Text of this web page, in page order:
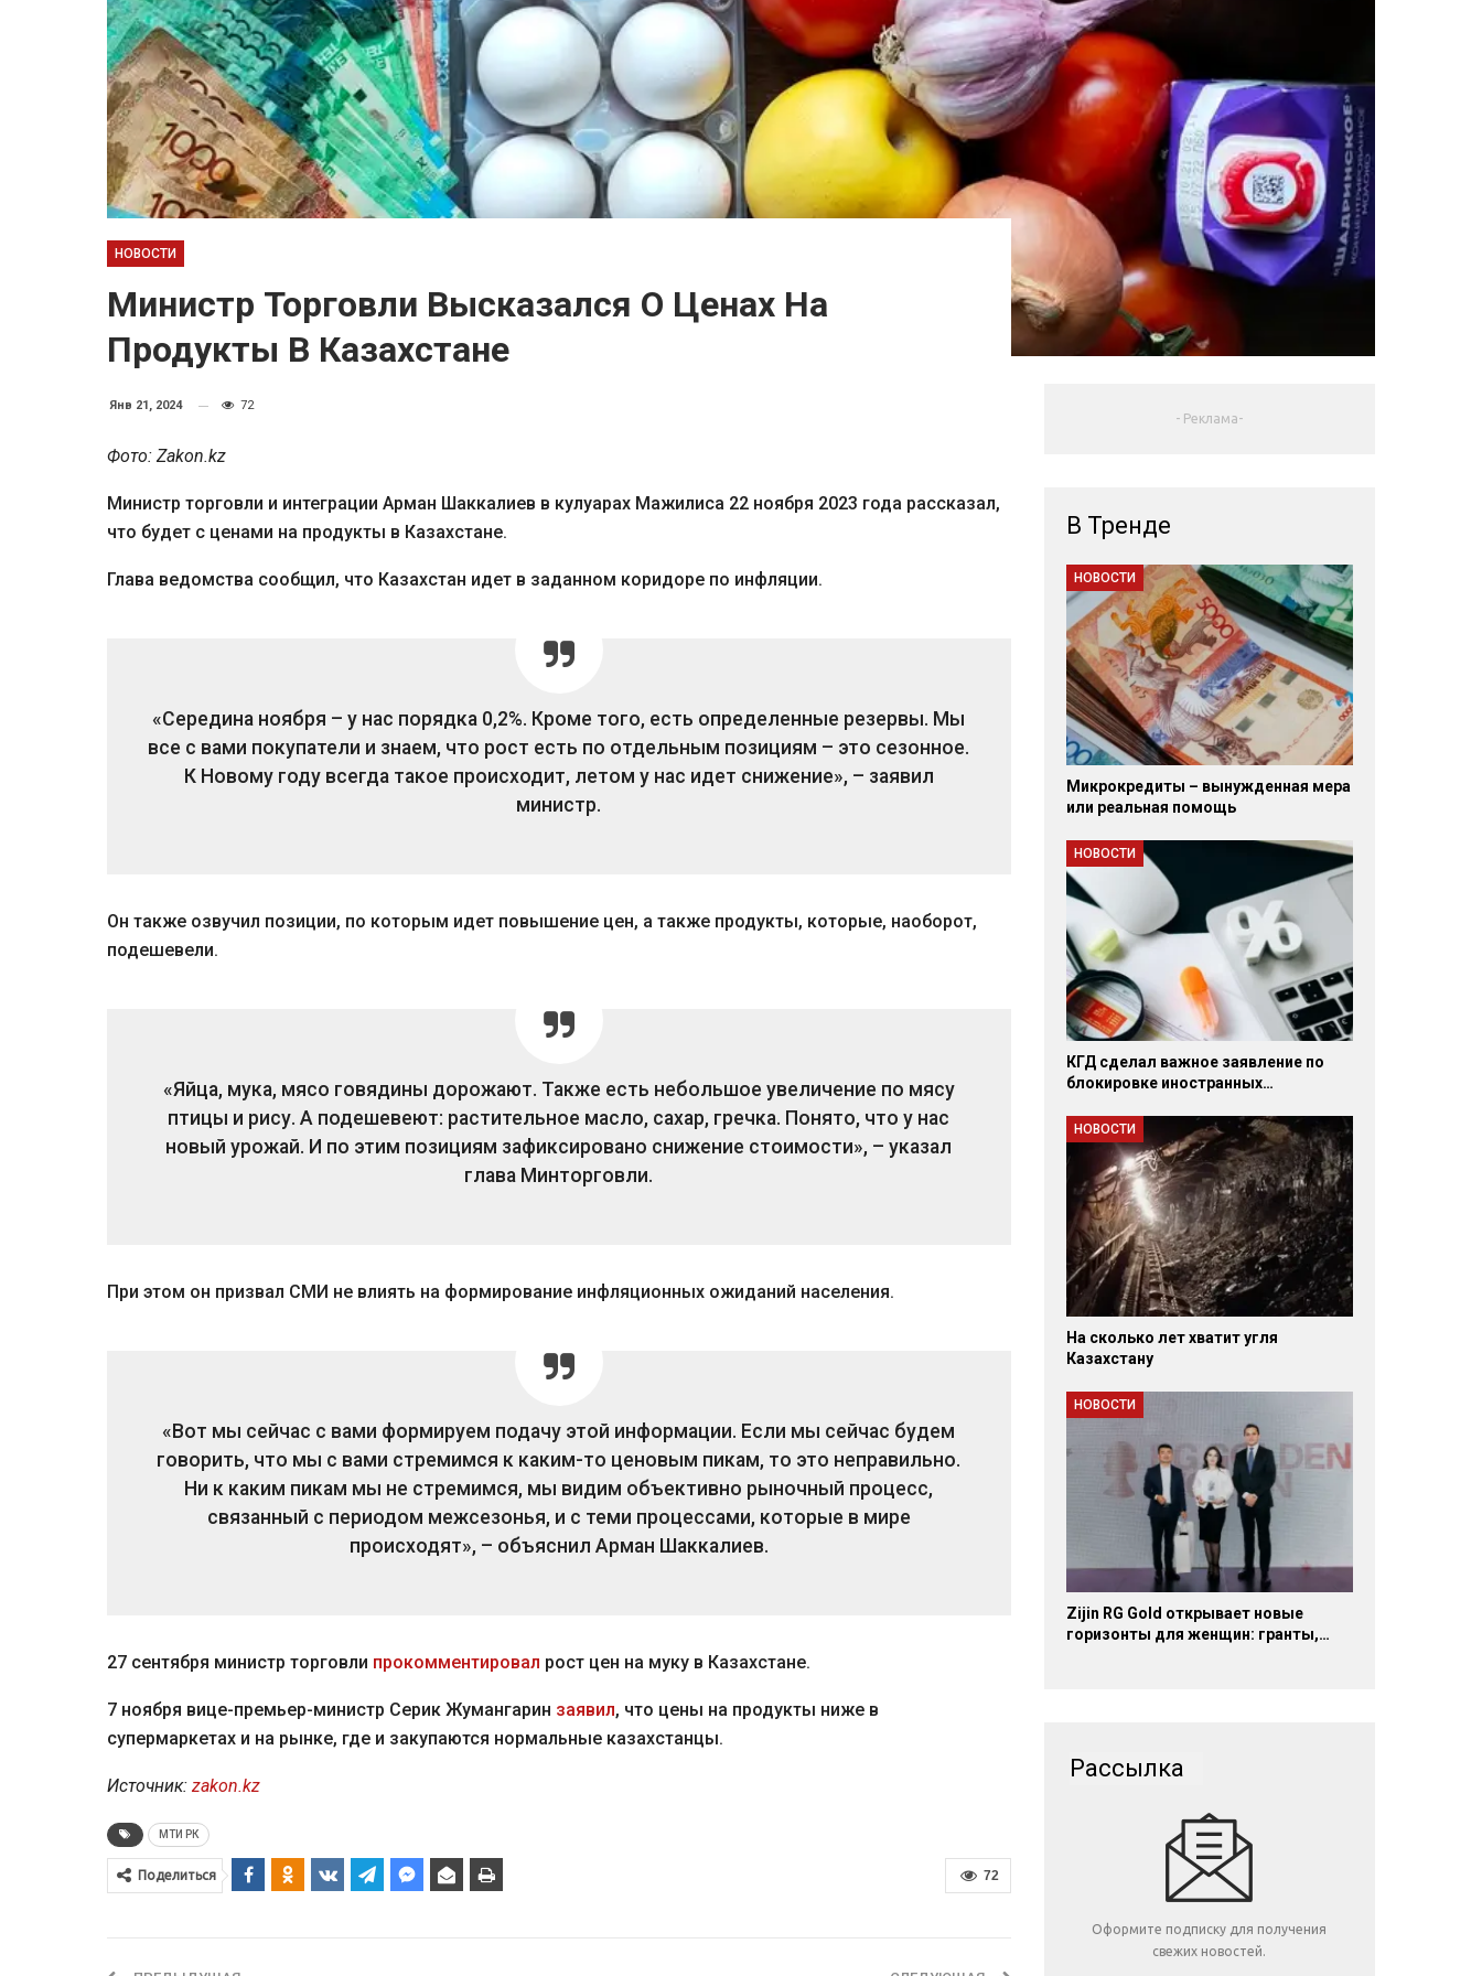
НОВОСТИ
Министр Торговли Высказался О Ценах На
Продукты В Казахстане
Янв 21, 2024 72
Фото: Zakon.kz
Министр торговли и интеграции Арман Шаккалиев в кулуарах Мажилиса 22 ноября 2023 года рассказал,
что будет с ценами на продукты в Казахстане.
Глава ведомства сообщил, что Казахстан идет в заданном коридоре по инфляции.
«Середина ноября – у нас порядка 0,2%. Кроме того, есть определенные резервы. Мы
все с вами покупатели и знаем, что рост есть по отдельным позициям – это сезонное.
К Новому году всегда такое происходит, летом у нас идет снижение», – заявил
министр.
Он также озвучил позиции, по которым идет повышение цен, а также продукты, которые, наоборот,
подешевели.
«Яйца, мука, мясо говядины дорожают. Также есть небольшое увеличение по мясу
птицы и рису. А подешевеют: растительное масло, сахар, гречка. Понято, что у нас
новый урожай. И по этим позициям зафиксировано снижение стоимости», – указал
глава Минторговли.
При этом он призвал СМИ не влиять на формирование инфляционных ожиданий населения.
«Вот мы сейчас с вами формируем подачу этой информации. Если мы сейчас будем
говорить, что мы с вами стремимся к каким-то ценовым пикам, то это неправильно.
Ни к каким пикам мы не стремимся, мы видим объективно рыночный процесс,
связанный с периодом межсезонья, и с теми процессами, которые в мире
происходят», – объяснил Арман Шаккалиев.
27 сентября министр торговли прокомментировал рост цен на муку в Казахстане.
7 ноября вице-премьер-министр Серик Жумангарин заявил, что цены на продукты ниже в
супермаркетах и на рынке, где и закупаются нормальные казахстанцы.
Источник: zakon.kz
МТИ РК
72
Поделиться
- Реклама-
В Тренде
НОВОСТИ
Микрокредиты – вынужденная мера
или реальная помощь
НОВОСТИ
КГД сделал важное заявление по
блокировке иностранных…
НОВОСТИ
На сколько лет хватит угля
Казахстану
НОВОСТИ
Zijin RG Gold открывает новые
горизонты для женщин: гранты,…
Рассылка
Оформите подписку для получения
свежих новостей.